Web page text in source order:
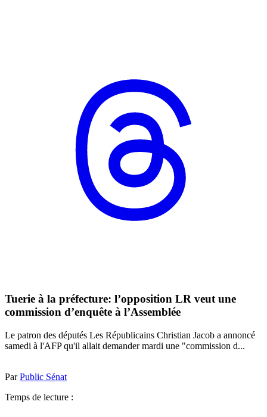
Tuerie à la préfecture: l’opposition LR veut une
commission d’enquête à l’Assemblée
Le patron des députés Les Républicains Christian Jacob a annoncé
samedi à l'AFP qu'il allait demander mardi une "commission d...
ParPublic Sénat
Temps de lecture :